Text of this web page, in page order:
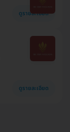
ดูรายละเอียด
ดูรายละเอียด